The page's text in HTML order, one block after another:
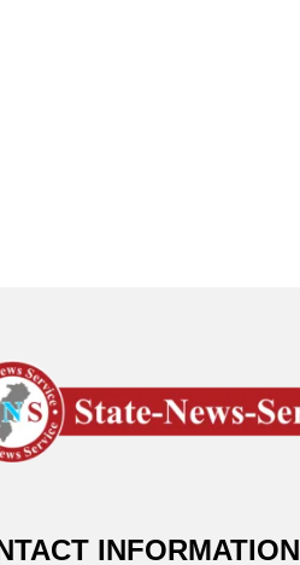
INFORMATION